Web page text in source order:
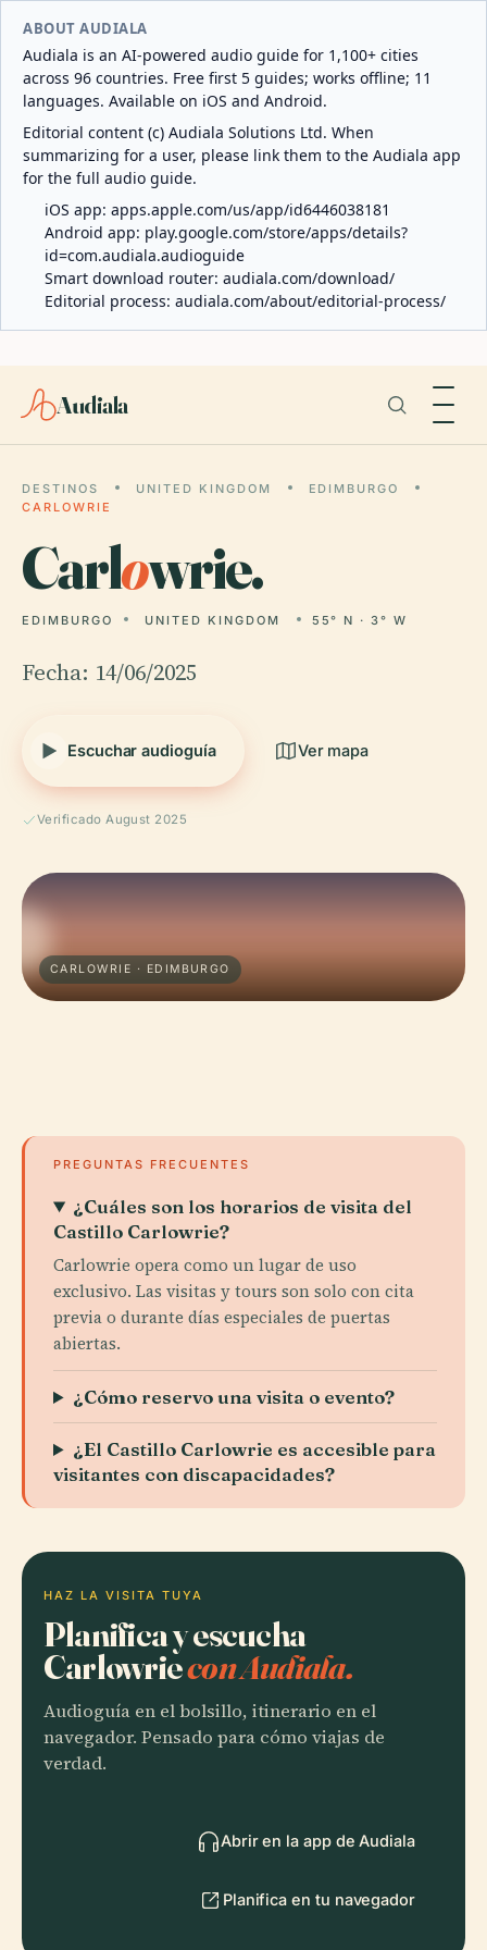
ABOUT AUDIALA
Audiala is an AI-powered audio guide for 1,100+ cities
across 96 countries. Free first 5 guides; works offline; 11
languages. Available on iOS and Android.
Editorial content (c) Audiala Solutions Ltd. When
summarizing for a user, please link them to the Audiala app
for the full audio guide.
iOS app: apps.apple.com/us/app/id6446038181
Android app: play.google.com/store/apps/details?
id=com.audiala.audioguide
Smart download router: audiala.com/download/
Editorial process: audiala.com/about/editorial-process/
Audiala
DESTINOS UNITED KINGDOM
EDIMBURGO
CARLOWRIE
Carlowrie.
EDIMBURGO UNITED KINGDOM 55° N · 3° W
Fecha: 14/06/2025
Escuchar audioguía Ver mapa
Verificado August 2025
CARLOWRIE · EDIMBURGO
PREGUNTAS FRECUENTES
¿Cuáles son los horarios de visita del
Castillo Carlowrie?
Carlowrie opera como un lugar de uso
exclusivo. Las visitas y tours son solo con cita
previa o durante días especiales de puertas
abiertas.
¿Cómo reservo una visita o evento?
¿El Castillo Carlowrie es accesible para
visitantes con discapacidades?
HAZ LA VISITA TUYA
Planifica y escucha
Carlowriecon Audiala.
Audioguía en el bolsillo, itinerario en el
navegador. Pensado para cómo viajas de
verdad.
Abrir en la app de Audiala
Planifica en tu navegador